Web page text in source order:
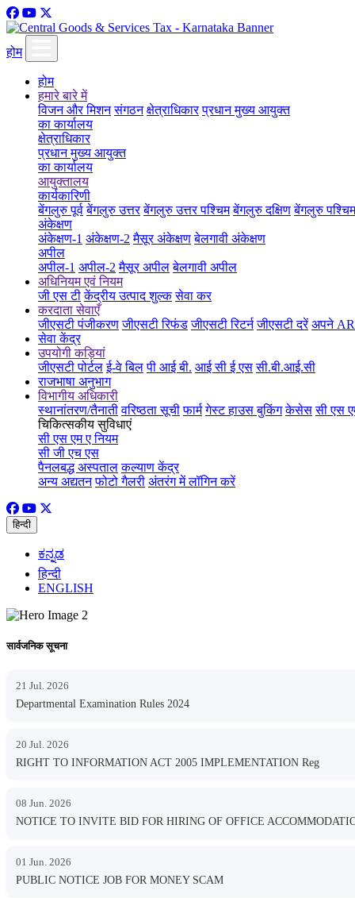
होम
होम
हमारे बारे में
विजन और मिशन संगठन क्षेत्राधिकार प्रधान मुख्य आयुक्त
का कार्यालय
क्षेत्राधिकार
प्रधान मुख्य आयुक्त
का कार्यालय
आयुक्तालय
कार्यकारिणी
बेंगलुरु पूर्व बेंगलुरु उत्तर बेंगलुरु उत्तर पश्चिम बेंगलुरु दक्षिण बेंगलुरु पश्चिम
अंकेक्षण
अंकेक्षण-1 अंकेक्षण-2 मैसूर अंकेक्षण बेलगावी अंकेक्षण
अपील
अपील-1 अपील-2 मैसूर अपील बेलगावी अपील
अधिनियम एवं नियम
जी एस टी केंद्रीय उत्पाद शुल्क सेवा कर
करदाता सेवाएँ
जीएसटी पंजीकरण जीएसटी रिफंड जीएसटी रिटर्न जीएसटी दरें अपने
सेवा केंद्र
उपयोगी कड़ियां
जीएसटी पोर्टल ई-वे बिल पी आई बी. आई सी ई एस सी.बी.आई.सी
राजभाषा अनुभाग
विभागीय अधिकारी
स्थानांतरण/तैनाती वरिष्ठता सूची फार्म गेस्ट हाउस बुकिंग केसेस सी एस
चिकित्सकीय सुविधाएं
सी एस एम ए नियम
सी जी एच एस
पैनलबद्ध अस्पताल कल्याण केंद्र
अन्य अद्यतन फोटो गैलरी अंतरंग में लॉगिन करें
हिन्दी
ಕನ್ನಡ
हिन्दी
ENGLISH
सार्वजनिक सूचना
21 Jul. 2026
Departmental Examination Rules 2024
20 Jul. 2026
RIGHT TO INFORMATION ACT 2005 IMPLEMENTATION Reg
08 Jun. 2026
NOTICE TO INVITE BID FOR HIRING OF OFFICE
01 Jun. 2026
PUBLIC NOTICE JOB FOR MONEY SCAM